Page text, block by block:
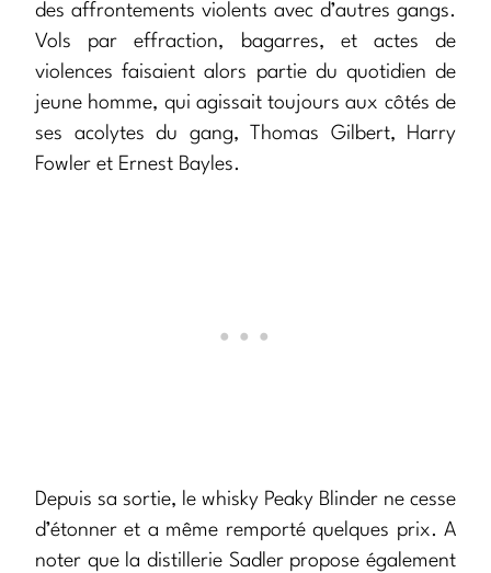
des affrontements violents avec d’autres gangs.
Vols par effraction, bagarres, et actes de
violences faisaient alors partie du quotidien de
jeune homme, qui agissait toujours aux côtés de
ses acolytes du gang, Thomas Gilbert, Harry
Fowler et Ernest Bayles.
Depuis sa sortie, le whisky Peaky Blinder ne cesse
d’étonner et a même remporté quelques prix. A
noter que la distillerie Sadler propose également